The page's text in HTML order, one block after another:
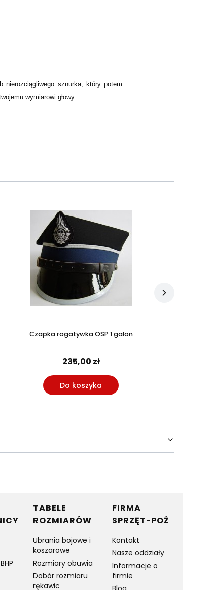
nierozciągliwego sznurka, który potem
wymiarowi głowy.
Czapka rogatywka OSP 1 galon
235,00 zł
Do koszyka
TABELE
ROZMIARÓW
Ubrania bojowe i
koszarowe
Rozmiary obuwia
Dobór rozmiaru
rękawic
FIRMA
SPRZĘT-POŻ
Kontakt
Nasze oddziały
Informacje o
firmie